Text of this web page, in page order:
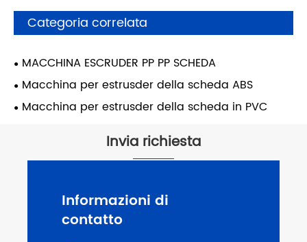
Categoria correlata
MACCHINA ESCRUDER PP PP SCHEDA
Macchina per estrusder della scheda ABS
Macchina per estrusder della scheda in PVC
Invia richiesta
Informazioni di
contatto